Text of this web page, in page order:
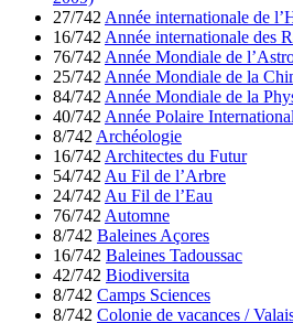
27/742 Année internationale de
16/742 Année internationale des
76/742 Année Mondiale de
25/742 Année Mondiale de la
84/742 Année Mondiale de la
40/742 Année Polaire
8/742 Archéologie
16/742 Architectes du Futur
54/742 Au Fil de l’Arbre
24/742 Au Fil de l’Eau
76/742 Automne
8/742 Baleines Açores
16/742 Baleines Tadoussac
42/742 Biodiversita
8/742 Camps Sciences
8/742 Colonie de vacances /